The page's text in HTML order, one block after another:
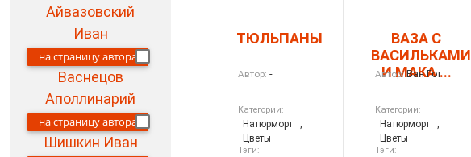
Айвазовский
Иван
на страницу автора
Васнецов
Аполлинарий
на страницу автора
Шишкин Иван
ТЮЛЬПАНЫ
Автор: -
Категории:
Натюрморт
,
Цветы
Тэги:
ВАЗА С
ВАСИЛЬКАМИ
И МАКА ...
Автор: Ван Гог
Категории:
Натюрморт
,
Цветы
Тэги: